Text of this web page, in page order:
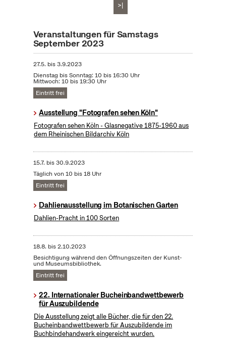
>|
Veranstaltungen für Samstags
September 2023
27.5. bis3.9.2023
Dienstag bis Sonntag: 10 bis 16:30 Uhr
Mittwoch: 10 bis 19:30 Uhr
Eintritt frei
Ausstellung "Fotografen sehen Köln"
Fotografen sehen Köln - Glasnegative 1875-1960 aus
dem Rheinischen Bildarchiv Köln
15.7. bis30.9.2023
Täglich von 10 bis 18 Uhr
Eintritt frei
Dahlienausstellung im Botanischen Garten
Dahlien-Pracht in 100 Sorten
18.8. bis2.10.2023
Besichtigung während den Öffnungszeiten der Kunst-
und Museumsbibliothek.
Eintritt frei
22. Internationaler Bucheinbandwettbewerb
für Auszubildende
Die Ausstellung zeigt alle Bücher, die für den 22.
Bucheinbandwettbewerb für Auszubildende im
Buchbindehandwerk eingereicht wurden.